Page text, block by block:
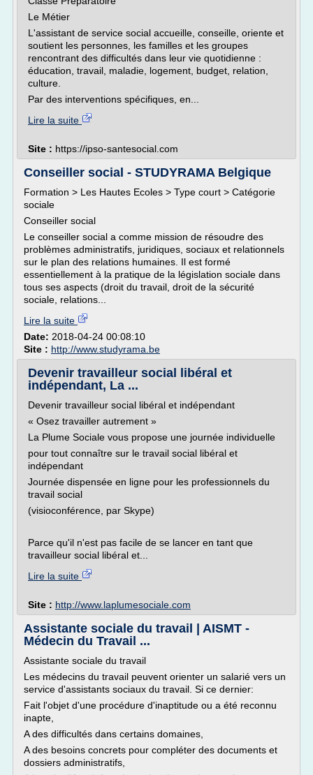
Le Métier
L'assistant de service social accueille, conseille, oriente et
soutient les personnes, les familles et les groupes
rencontrant des difficultés dans leur vie quotidienne :
éducation, travail, maladie, logement, budget, relation,
culture.
Par des interventions spécifiques, en...
Lire la suite
Site : https://ipso-santesocial.com
Conseiller social - STUDYRAMA Belgique
Formation > Les Hautes Ecoles > Type court > Catégorie
sociale
Conseiller social
Le conseiller social a comme mission de résoudre des
problèmes administratifs, juridiques, sociaux et relationnels
sur le plan des relations humaines. Il est formé
essentiellement à la pratique de la législation sociale dans
tous ses aspects (droit du travail, droit de la sécurité
sociale, relations...
Lire la suite
Date: 2018-04-24 00:08:10
Site : http://www.studyrama.be
Devenir travailleur social libéral et
indépendant, La ...
Devenir travailleur social libéral et indépendant
« Osez travailler autrement »
La Plume Sociale vous propose une journée individuelle
pour tout connaître sur le travail social libéral et
indépendant
Journée dispensée en ligne pour les professionnels du
travail social
(visioconférence, par Skype)
Parce qu'il n'est pas facile de se lancer en tant que
travailleur social libéral et...
Lire la suite
Site : http://www.laplumesociale.com
Assistante sociale du travail | AISMT -
Médecin du Travail ...
Assistante sociale du travail
Les médecins du travail peuvent orienter un salarié vers un
service d'assistants sociaux du travail. Si ce dernier:
Fait l'objet d'une procédure d'inaptitude ou a été reconnu
inapte,
A des difficultés dans certains domaines,
A des besoins concrets pour compléter des documents et
dossiers administratifs,